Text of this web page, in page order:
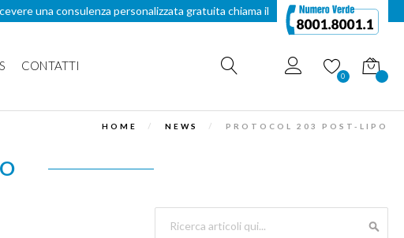
una consulenza personalizzata gratuita chiama il
0 Carrello
CONTATTI
HOME NEWS PROTOCOL 203 POST-LIPO